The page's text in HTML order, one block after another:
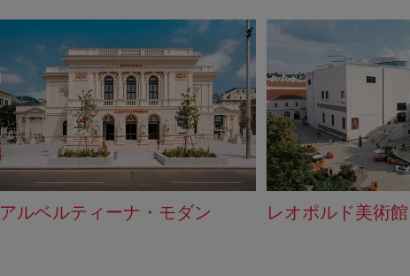
アルベルティーナ・モダン レオポルド美術館